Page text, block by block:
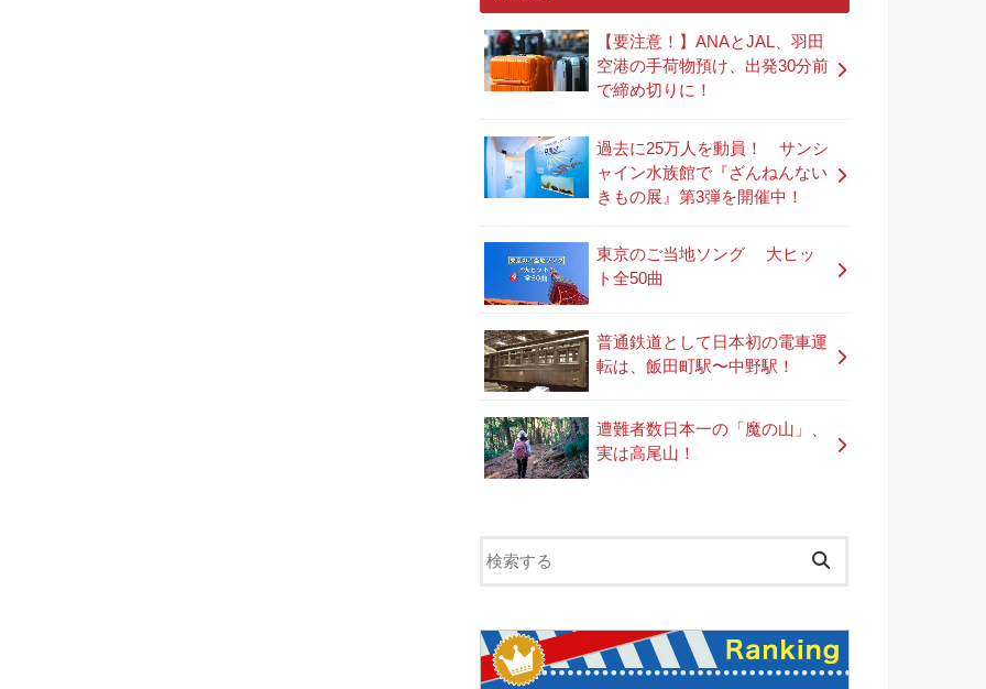
【要注意！】ANAとJAL、羽田
空港の手荷物預け、出発30分前
で締め切りに！
過去に25万人を動員！ サンシ
ャイン水族館で『ざんねんない
きもの展』第3弾を開催中！
東京のご当地ソング 大ヒッ
ト全50曲
普通鉄道として日本初の電車運
転は、飯田町駅〜中野駅！
遭難者数日本一の「魔の山」、
実は高尾山！